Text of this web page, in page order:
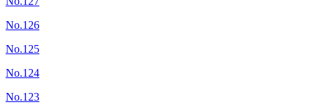
No.126
No.125
No.124
No.123